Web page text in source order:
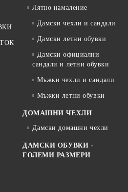
Лятно намаление
Дамски чехли и сандали
Дамски летни обувки
Дамски официални
сандали и летни обувки
Мъжки чехли и сандали
Мъжки летни обувки
ДОМАШНИ ЧЕХЛИ
Дамски домашни чехли
ДАМСКИ ОБУВКИ -
ГОЛЕМИ РАЗМЕРИ